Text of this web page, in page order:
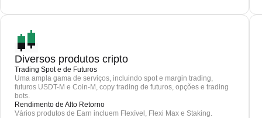
Diversos produtos cripto
Trading Spot e de Futuros
Uma ampla gama de serviços, incluindo spot e margin trading,
futuros USDT-M e Coin-M, copy trading de futuros, opções e trading
bots.
Rendimento de Alto Retorno
Vários produtos de Earn incluem Flexível, Flexi Max e Staking.